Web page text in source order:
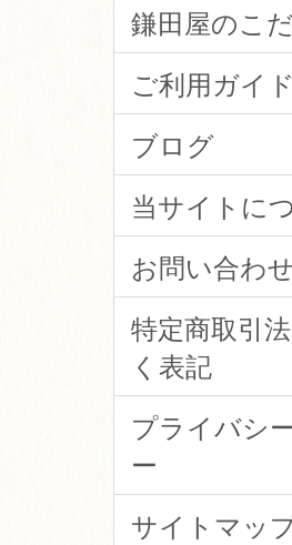
鎌田屋のこ
ご利用ガイド
ブログ
当サイトに
お問い合わせ
特定商取引
く表記
プライバシ
ー
サイトマッ